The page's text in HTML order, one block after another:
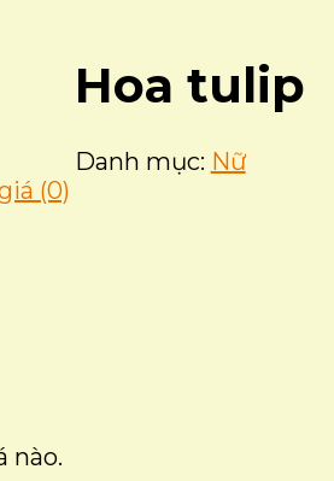
Hoa tulip
Danh mục: Nữ
(0)
nào.